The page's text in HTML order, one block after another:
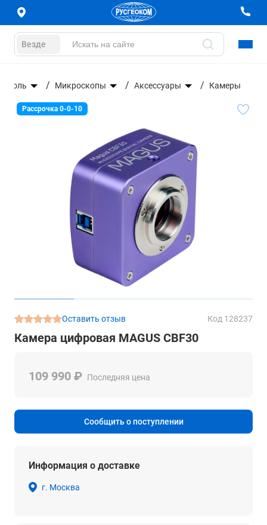
Везде
Микроскопы Аксессуары Камеры
Рассрочка 0-0-10
Оставить отзыв Код 128237
Камера цифровая MAGUS CBF30
109 990 ₽ Последняя цена
Сообщить о поступлении
Информация о доставке
г. Москва